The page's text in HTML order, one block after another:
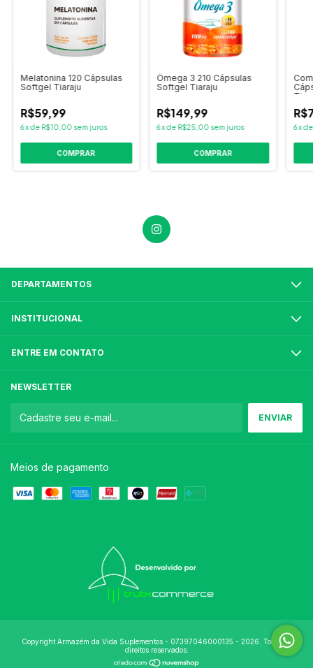
Melatonina 120 Cápsulas
Softgel Tiaraju
R$59,99
6xde R$10,00 sem juros
Ômega 3 210 Cápsulas
Softgel Tiaraju
R$149,99
6xde R$25,00 sem juros 6x
DEPARTAMENTOS
INSTITUCIONAL
ENTRE EM CONTATO
NEWSLETTER
Meios de pagamento
Copyright Armazém da Vida Suplementos - 07397046000135 - 2026. Todos os
direitos reservados.